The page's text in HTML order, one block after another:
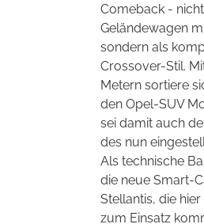
Comeback -
Geländewagen
sondern als
Crossover-Stil.
Metern sortiere
den Opel-SUV
sei damit auch
des nun
Als technische
die neue Smart-
Stellantis, die
zum Einsatz